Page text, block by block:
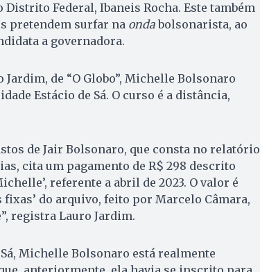
Distrito Federal, Ibaneis Rocha. Este também
pretendem surfar na ondabolsonarista, ao
a governadora.
de “O Globo”, Michelle Bolsonaro
Estácio de Sá. O curso é a distância,
de Jair Bolsonaro, que consta no relatório
cita um pagamento de R$ 298 descrito
referente a abril de 2023. O valor é
fixas’ do arquivo, feito por Marcelo Câmara,
registra Lauro Jardim.
Michelle Bolsonaro está realmente